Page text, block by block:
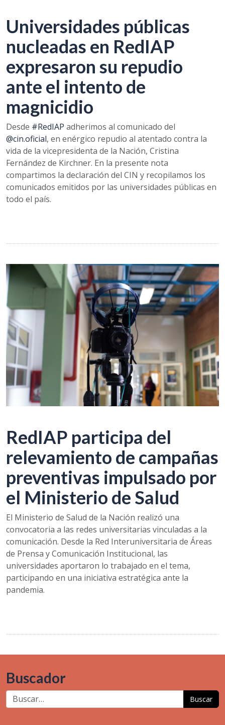
Universidades públicas
nucleadas en RedIAP
expresaron su repudio
ante el intento de
magnicidio
Desde #RedIAP adherimos al comunicado del
@cin.oficial, en enérgico repudio al atentado contra la
vida de la vicepresidenta de la Nación, Cristina
Fernández de Kirchner. En la presente nota
compartimos la declaración del CIN y recopilamos los
comunicados emitidos por las universidades públicas en
todo el país.
RedIAP participa del
relevamiento de campañas
preventivas impulsado por
el Ministerio de Salud
El Ministerio de Salud de la Nación realizó una
convocatoria a las redes universitarias vinculadas a la
comunicación. Desde la Red Interuniversitaria de Áreas
de Prensa y Comunicación Institucional, las
universidades aportaron lo trabajado en el tema,
participando en una iniciativa estratégica ante la
pandemia.
Buscador
Buscar